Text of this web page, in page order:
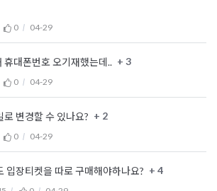
0 04-29
휴대폰번호 오기재했는데.. + 3
0 04-29
변경할 수 있나요? + 2
0 04-29
입장티켓을 따로 구매해야하나요? + 4